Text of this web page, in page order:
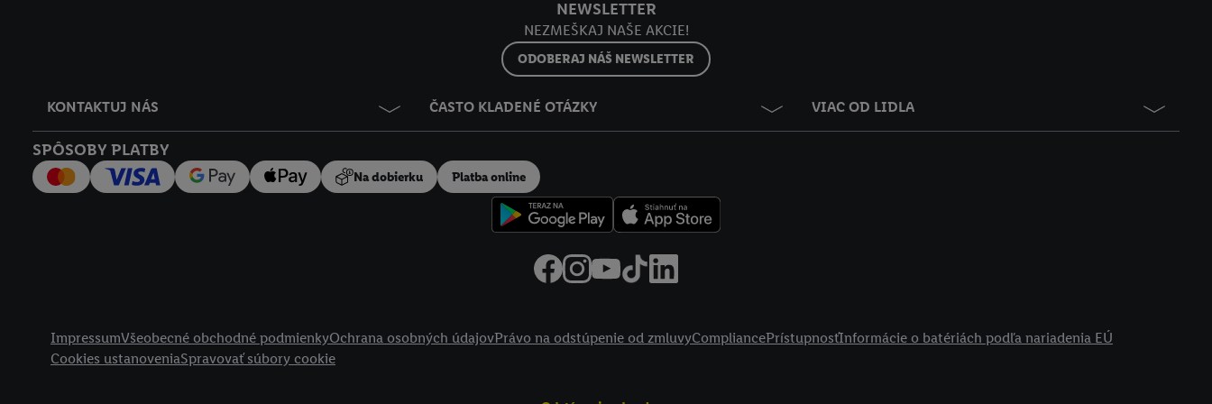
NEWSLETTER
NEZMEŠKAJ NAŠE AKCIE!
ODOBERAJ NÁŠ NEWSLETTER
KONTAKTUJ NÁS ČASTO KLADENÉ OTÁZKY VIAC OD LIDLA
SPÔSOBY PLATBY
Na dobierku Platba online
ImpressumVšeobecné obchodné podmienkyOchrana osobných údajovPrávo na odstúpenie od zmluvyCompliancePrístupnosťInformácie o batériách podľa nariadenia EÚ
Cookies ustanoveniaSpravovať súbory cookie